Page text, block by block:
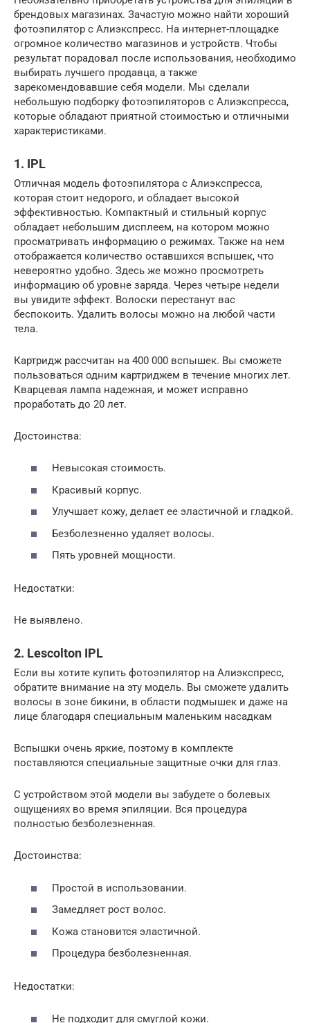
брендовых магазинах. Зачастую можно найти хороший
фотоэпилятор с Алиэкспресс. На интернет-площадке
огромное количество магазинов и устройств. Чтобы
результат порадовал после использования, необходимо
выбирать лучшего продавца, а также
зарекомендовавшие себя модели. Мы сделали
небольшую подборку фотоэпиляторов с Алиэкспресса,
которые обладают приятной стоимостью и отличными
характеристиками.
1. IPL
Отличная модель фотоэпилятора с Алиэкспресса,
которая стоит недорого, и обладает высокой
эффективностью. Компактный и стильный корпус
обладает небольшим дисплеем, на котором можно
просматривать информацию о режимах. Также на нем
отображается количество оставшихся вспышек, что
невероятно удобно. Здесь же можно просмотреть
информацию об уровне заряда. Через четыре недели
вы увидите эффект. Волоски перестанут вас
беспокоить. Удалить волосы можно на любой части
тела.
Картридж рассчитан на 400 000 вспышек. Вы сможете
пользоваться одним картриджем в течение многих лет.
Кварцевая лампа надежная, и может исправно
проработать до 20 лет.
Достоинства:
Невысокая стоимость.
Красивый корпус.
Улучшает кожу, делает ее эластичной и гладкой.
Безболезненно удаляет волосы.
Пять уровней мощности.
Недостатки:
Не выявлено.
2. Lescolton IPL
Если вы хотите купить фотоэпилятор на Алиэкспресс,
обратите внимание на эту модель. Вы сможете удалить
волосы в зоне бикини, в области подмышек и даже на
лице благодаря специальным маленьким насадкам
Вспышки очень яркие, поэтому в комплекте
поставляются специальные защитные очки для глаз.
С устройством этой модели вы забудете о болевых
ощущениях во время эпиляции. Вся процедура
полностью безболезненная.
Достоинства:
Простой в использовании.
Замедляет рост волос.
Кожа становится эластичной.
Процедура безболезненная.
Недостатки:
Не подходит для смуглой кожи.